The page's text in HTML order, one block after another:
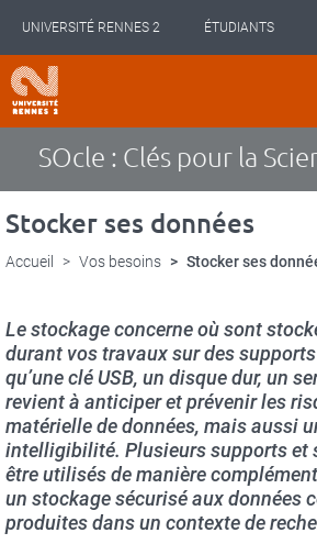
contenu
principal
UNIVERSITÉ RENNES 2 ÉTUDIANTS
INTERNATIONAL
langues
SOcle : Clés pour la
Stocker ses données
Accueil Vos besoins Stocker ses
Le stockage concerne où sont
durant vos travaux sur des
qu’une clé USB, un disque dur, un
revient à anticiper et prévenir les
matérielle de données, mais aussi
intelligibilité. Plusieurs supports et
être utilisés de manière
un stockage sécurisé aux données
produites dans un contexte de